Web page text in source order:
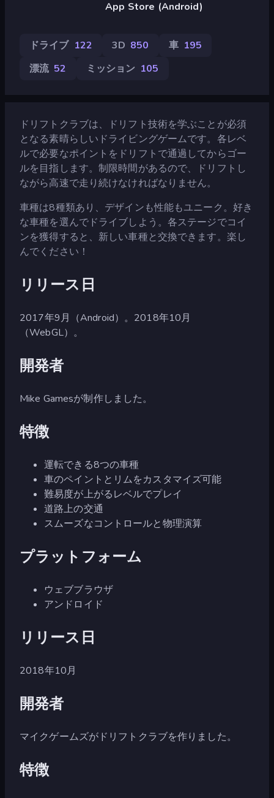
App Store (Android)
ドライブ 122 3D 850 車 195
漂流 52 ミッション 105
ドリフトクラブは、ドリフト技術を学ぶことが必須
となる素晴らしいドライビングゲームです。各レベ
ルで必要なポイントをドリフトで通過してからゴー
ルを目指します。制限時間があるので、ドリフトし
ながら高速で走り続けなければなりません。
車種は8種類あり、デザインも性能もユニーク。好き
な車種を選んでドライブしよう。各ステージでコイ
ンを獲得すると、新しい車種と交換できます。楽し
んでください！
リリース日
2017年9月（Android）。2018年10月
（WebGL）。
開発者
Mike Gamesが制作しました。
特徴
運転できる8つの車種
車のペイントとリムをカスタマイズ可能
難易度が上がるレベルでプレイ
道路上の交通
スムーズなコントロールと物理演算
プラットフォーム
ウェブブラウザ
アンドロイド
リリース日
2018年10月
開発者
マイクゲームズがドリフトクラブを作りました。
特徴